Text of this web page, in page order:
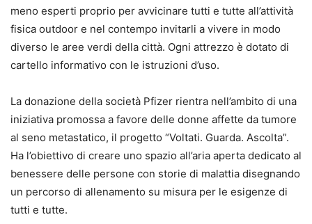
meno esperti proprio per avvicinare tutti e tutte all’attività
fisica outdoor e nel contempo invitarli a vivere in modo
diverso le aree verdi della città. Ogni attrezzo è dotato di
cartello informativo con le istruzioni d’uso.
La donazione della società Pfizer rientra nell’ambito di una
iniziativa promossa a favore delle donne affette da tumore
al seno metastatico, il progetto “Voltati. Guarda. Ascolta”.
Ha l’obiettivo di creare uno spazio all’aria aperta dedicato al
benessere delle persone con storie di malattia disegnando
un percorso di allenamento su misura per le esigenze di
tutti e tutte.